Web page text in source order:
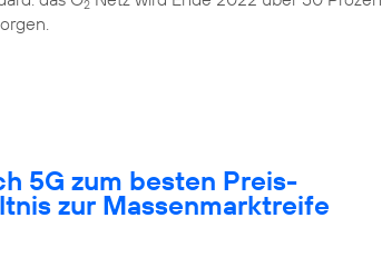
2
5G zum besten Preis-
zur Massenmarktreife